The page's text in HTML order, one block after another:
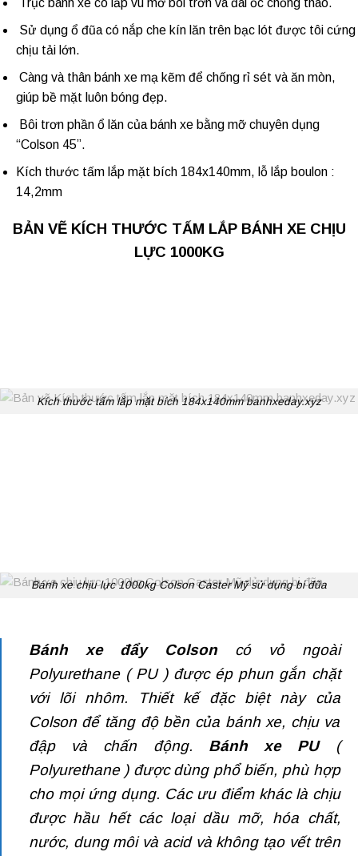
Sử dụng ổ đũa có nắp che kín lăn trên bạc lót được tôi cứng
chịu tải lớn.
Càng và thân bánh xe mạ kẽm để chống rỉ sét và ăn mòn,
giúp bề mặt luôn bóng đẹp.
Bôi trơn phần ổ lăn của bánh xe bằng mỡ chuyên dụng
“Colson 45”.
Kích thước tấm lắp mặt bích 184x140mm, lỗ lắp boulon :
14,2mm
BẢN VẼ KÍCH THƯỚC TẤM LẮP BÁNH XE CHỊU
LỰC 1000KG
Kích thước tấm lắp mặt bích 184x140mm banhxeday.xyz
Bánh xe chịu lực 1000kg Colson Caster Mỹ sử dụng bi đũa
Bánh xe đẩy Colsoncó vỏ ngoài
Polyurethane ( PU ) được ép phun gắn chặt
với lõi nhôm. Thiết kế đặc biệt này của
Colson để tăng độ bền của bánh xe, chịu va
đập và chấn động. Bánh xe PU(
Polyurethane ) được dùng phổ biến, phù hợp
cho mọi ứng dụng. Các ưu điểm khác là chịu
được hầu hết các loại dầu mỡ, hóa chất,
nước, dung môi và acid và không tạo vết trên